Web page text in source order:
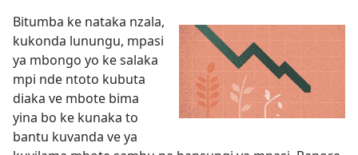
Bitumba ke nataka nzala,
kukonda lunungu, mpasi
ya mbongo yo ke salaka
mpi nde ntoto kubuta
diaka ve mbote bima
yina bo ke kunaka to
bantu kuvanda ve ya